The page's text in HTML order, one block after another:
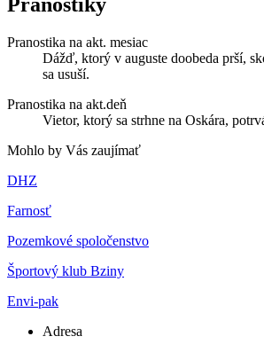
Pranostika na akt. mesiac
Dážď, ktorý v auguste doobeda prší,
sa usuší.
Pranostika na akt.deň
Vietor, ktorý sa strhne na Oskára,
Mohlo by Vás zaujímať
DHZ
Farnosť
Pozemkové spoločenstvo
Športový klub Bziny
Envi-pak
Adresa